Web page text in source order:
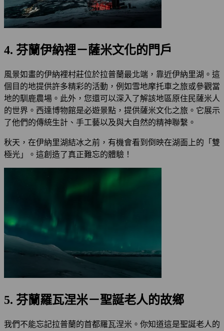
4. 芬蘭伊納裡－薩米文化的門戶
風景如畫的伊納裡村莊位於拉普蘭最北端，靠近伊納里湖。這
個目的地提供許多精彩的活動，例如雪地摩托車之旅或參觀當
地的馴鹿農場。此外，您還可以深入了解該地區原住民薩米人
的世界。西達博物館是必遊景點，提供薩米文化之旅。它展示
了他們的傳統生計、手工藝以及與大自然的精神聯繫。
秋天，在伊納里湖結冰之前，有機會看到倒映在湖面上的「雙
極光」。這創造了真正難忘的體驗！
5. 芬蘭羅瓦涅米－聖誕老人的故鄉
我們不能忘記拉普蘭的首都羅瓦涅米。你知道這是聖誕老人的